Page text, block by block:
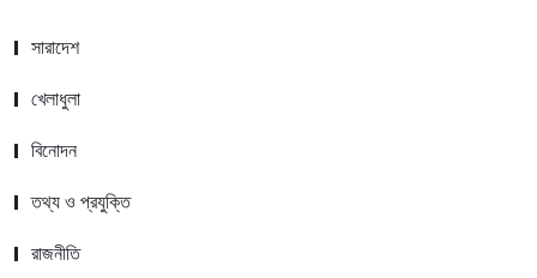
সারাদেশ
খেলাধুলা
বিনোদন
তথ্য ও প্রযুক্তি
রাজনীতি